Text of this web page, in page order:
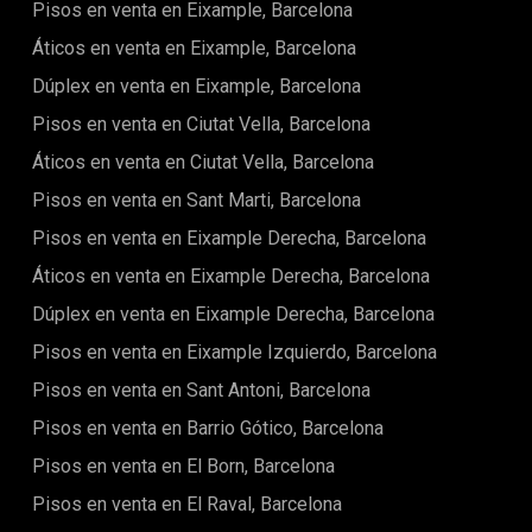
Seis grandes ventanas simétricas orientadas a la calle
iluminan las viviendas del lado de la calle Girona. En el otro
molino y al tranquilo interior de la manzana.Este proyecto
tranquila calle, que pronto será peatonal, se encuentra a
pocos minutos de las playas de Barcelona. El barrio del Born
museos.El barrio - Eixample DerechaEl Eixample Derecha es
Passeig de Gràcia, está a un paso. Este amplio bulevar está
repleto de los mejores hoteles de lujo de Barcelona,
boutiques de diseño y restaurantes. También es el
epicentro de la arquitectura modernista, donde se
Gaudí. Alrededor de Girona34 hay nuevas renovaciones de
edificios históricos, nuevas zonas peatonales, nuevos
negocios y nueva vida. El Eixample es un amplio barrio
situado al norte de la plaza Catalunya, a la izquierda, y del
"extensión" porque es la parte más nueva de la ciudad. En la
década de 1850, Cerdá, un gran ingeniero catalán, se
encargó de la expansión de la ciudad. Como Cerdá
Pisos en venta en Eixample, Barcelona
Áticos en venta en Eixample, Barcelona
Dúplex en venta en Eixample, Barcelona
Pisos en venta en Ciutat Vella, Barcelona
Áticos en venta en Ciutat Vella, Barcelona
Pisos en venta en Sant Marti, Barcelona
Pisos en venta en Eixample Derecha, Barcelona
Áticos en venta en Eixample Derecha, Barcelona
Dúplex en venta en Eixample Derecha, Barcelona
Pisos en venta en Eixample Izquierdo, Barcelona
Pisos en venta en Sant Antoni, Barcelona
Pisos en venta en Barrio Gótico, Barcelona
Pisos en venta en El Born, Barcelona
Pisos en venta en El Raval, Barcelona